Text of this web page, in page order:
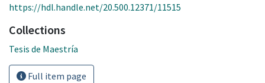
https://hdl.handle.net/20.500.12371/11515
Collections
Tesis de Maestría
Full item page